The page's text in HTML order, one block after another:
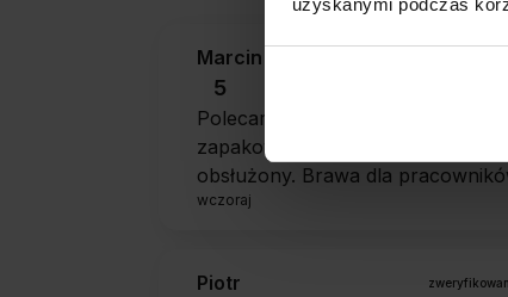
uzyskanymi podczas
Marcin
5
Polecam szybko sprawnie dobrze
zapakowane Zostałem świetnie
obsłużony. Brawa dla
wczoraj
Piotr